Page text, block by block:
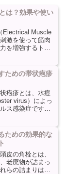
は？効果や使い
Electrical Muscle
激を使って筋肉
を増強するトレ
行...
ための帯状疱疹
疱疹とは、水痘
virus）によっ
ス感染症です。
再活性化し、...
ための効果的な
皮の角栓とは、
老廃物が詰まっ
らの詰まりは、